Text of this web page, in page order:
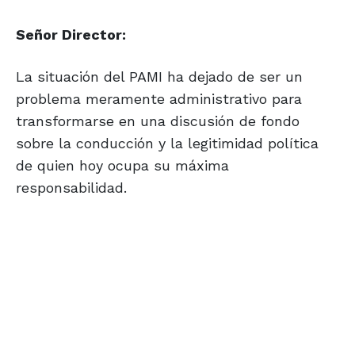
Señor Director:
La situación del PAMI ha dejado de ser un
problema meramente administrativo para
transformarse en una discusión de fondo
sobre la conducción y la legitimidad política
de quien hoy ocupa su máxima
responsabilidad.